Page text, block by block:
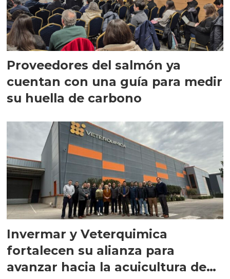
Proveedores del salmón ya
cuentan con una guía para medir
su huella de carbono
Invermar y Veterquimica
fortalecen su alianza para
avanzar hacia la acuicultura de